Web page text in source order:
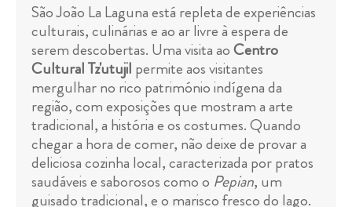
São João La Laguna está repleta de experiências
culturais, culinárias e ao ar livre à espera de
serem descobertas. Uma visita aoCentro
Cultural Tz'utujil permite aos visitantes
mergulhar no rico património indígena da
região, com exposições que mostram a arte
tradicional, a história e os costumes. Quando
chegar a hora de comer, não deixe de provar a
deliciosa cozinha local, caracterizada por pratos
saudáveis e saborosos como o Pepian, um
guisado tradicional, e o marisco fresco do lago.